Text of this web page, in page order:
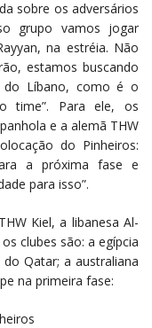
sobre os adversários
grupo vamos jogar
na estréia. Não
estamos buscando
do Líbano, como é o
time”. Para ele, os
e a alemã THW
do Pinheiros:
a próxima fase e
para isso”.
Kiel, a libanesa Al-
clubes são: a egípcia
do Qatar; a australiana
na primeira fase: